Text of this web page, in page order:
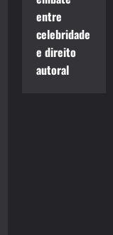
entre
celebridade
e direito
autoral